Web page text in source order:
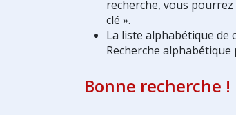
recherche, vous
clé ».
La liste alphabétique de
Recherche alphabétique
Bonne recherche !